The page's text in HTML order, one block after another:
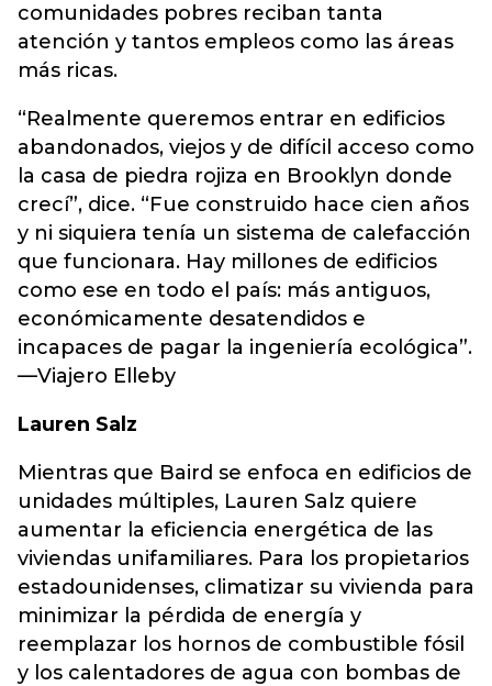
comunidades pobres reciban tanta
atención y tantos empleos como las áreas
más ricas.
“Realmente queremos entrar en edificios
abandonados, viejos y de difícil acceso como
la casa de piedra rojiza en Brooklyn donde
crecí”, dice. “Fue construido hace cien años
y ni siquiera tenía un sistema de calefacción
que funcionara. Hay millones de edificios
como ese en todo el país: más antiguos,
económicamente desatendidos e
incapaces de pagar la ingeniería ecológica”.
—Viajero Elleby
Lauren Salz
Mientras que Baird se enfoca en edificios de
unidades múltiples, Lauren Salz quiere
aumentar la eficiencia energética de las
viviendas unifamiliares. Para los propietarios
estadounidenses, climatizar su vivienda para
minimizar la pérdida de energía y
reemplazar los hornos de combustible fósil
y los calentadores de agua con bombas de